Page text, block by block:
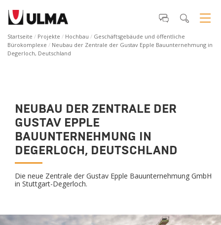
Startseite Projekte Hochbau
Geschäftsgebäude und öffentliche
Bürokomplexe
Neubau der Zentrale der Gustav Epple Bauunternehmung in
Degerloch, Deutschland
NEUBAU DER ZENTRALE DER
GUSTAV EPPLE
BAUUNTERNEHMUNG IN
DEGERLOCH, DEUTSCHLAND
Die neue Zentrale der Gustav Epple Bauunternehmung GmbH
in Stuttgart-Degerloch.